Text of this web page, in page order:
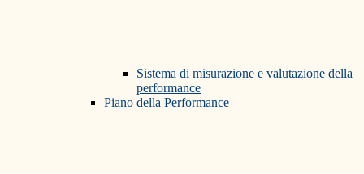
Sistema di misurazione e valutazione della
performance
Piano della Performance